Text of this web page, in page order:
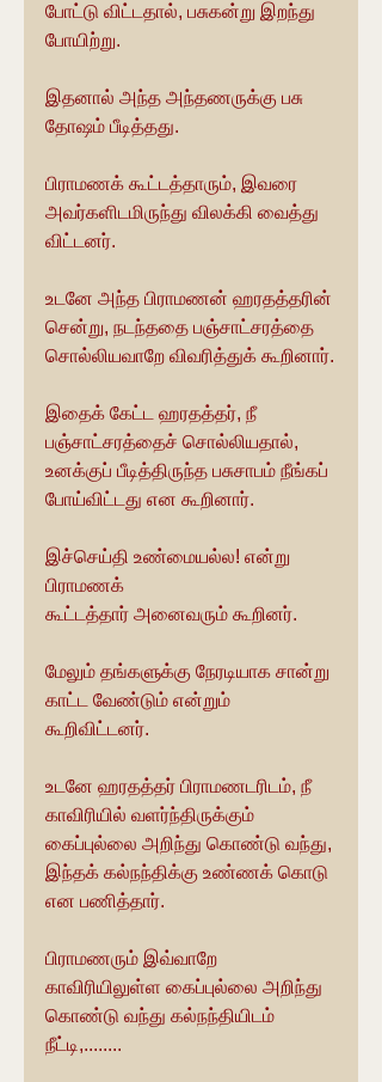
போட்டு விட்டதால், பசுகன்று இறந்து
போயிற்று.
இதனால் அந்த அந்தணருக்கு பசு
தோஷம் பீடித்தது.
பிராமணக் கூட்டத்தாரும், இவரை
அவர்களிடமிருந்து விலக்கி வைத்து
விட்டனர்.
உடனே அந்த பிராமணன் ஹரதத்தரின்
சென்று, நடந்ததை பஞ்சாட்சரத்தை
சொல்லியவாறே விவரித்துக் கூறினார்.
இதைக் கேட்ட ஹரதத்தர், நீ
பஞ்சாட்சரத்தைச் சொல்லியதால்,
உனக்குப் பீடித்திருந்த பசுசாபம் நீங்கப்
போய்விட்டது என கூறினார்.
இச்செய்தி உண்மையல்ல! என்று
பிராமணக்
கூட்டத்தார் அனைவரும் கூறினர்.
மேலும் தங்களுக்கு நேரடியாக சான்று
காட்ட வேண்டும் என்றும்
கூறிவிட்டனர்.
உடனே ஹரதத்தர் பிராமணடரிடம், நீ
காவிரியில் வளர்ந்திருக்கும்
கைப்புல்லை அறிந்து கொண்டு வந்து,
இந்தக் கல்நந்திக்கு உண்ணக் கொடு
என பணித்தார்.
பிராமணரும் இவ்வாறே
காவிரியிலுள்ள கைப்புல்லை அறிந்து
கொண்டு வந்து கல்நந்தியிடம்
நீட்டி,........